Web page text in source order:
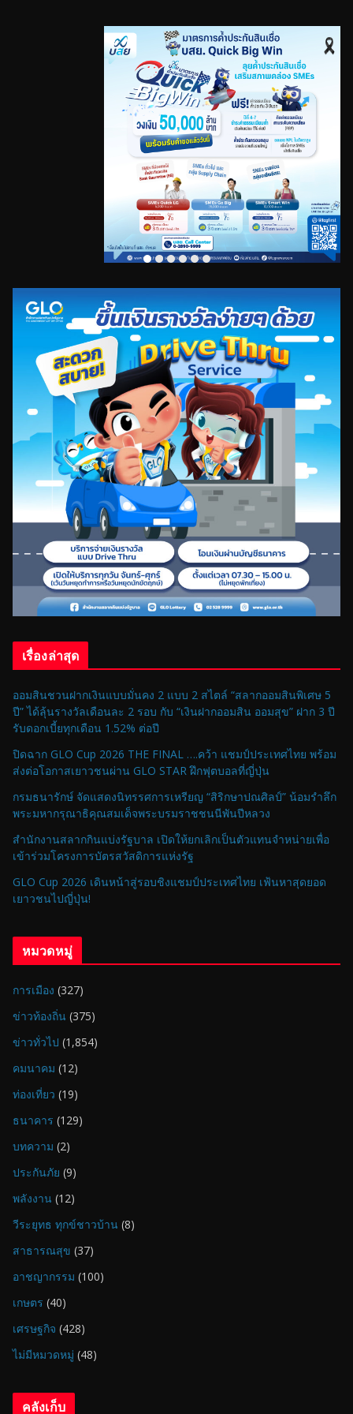
เรื่องล่าสุด
ออมสินชวนฝากเงินแบบมั่นคง 2 แบบ 2 สไตล์ “สลากออมสินพิเศษ 5
ปี” ได้ลุ้นรางวัลเดือนละ 2 รอบ กับ “เงินฝากออมสิน ออมสุข” ฝาก 3 ปี
รับดอกเบี้ยทุกเดือน 1.52% ต่อปี
ปิดฉาก GLO Cup 2026 THE FINAL ….คว้า แชมป์ประเทศไทย พร้อม
ส่งต่อโอกาสเยาวชนผ่าน GLO STAR ฝึกฟุตบอลที่ญี่ปุ่น
กรมธนารักษ์ จัดแสดงนิทรรศการเหรียญ “สิริกษาปณศิลป์” น้อมรำลึก
พระมหากรุณาธิคุณสมเด็จพระบรมราชชนนีพันปีหลวง
สำนักงานสลากกินแบ่งรัฐบาล เปิดให้ยกเลิกเป็นตัวแทนจำหน่ายเพื่อ
เข้าร่วมโครงการบัตรสวัสดิการแห่งรัฐ
GLO Cup 2026 เดินหน้าสู่รอบชิงแชมป์ประเทศไทย เฟ้นหาสุดยอด
เยาวชนไปญี่ปุ่น!
หมวดหมู่
การเมือง (327)
ข่าวท้องถิ่น (375)
ข่าวทั่วไป (1,854)
คมนาคม (12)
ท่องเที่ยว (19)
ธนาคาร (129)
บทความ (2)
ประกันภัย (9)
พลังงาน (12)
วีระยุทธ ทุกข์ชาวบ้าน (8)
สาธารณสุข (37)
อาชญากรรม (100)
เกษตร (40)
เศรษฐกิจ (428)
ไม่มีหมวดหมู่ (48)
คลังเก็บ